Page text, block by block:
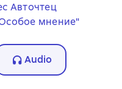
Авточтец
мнение"
Audio